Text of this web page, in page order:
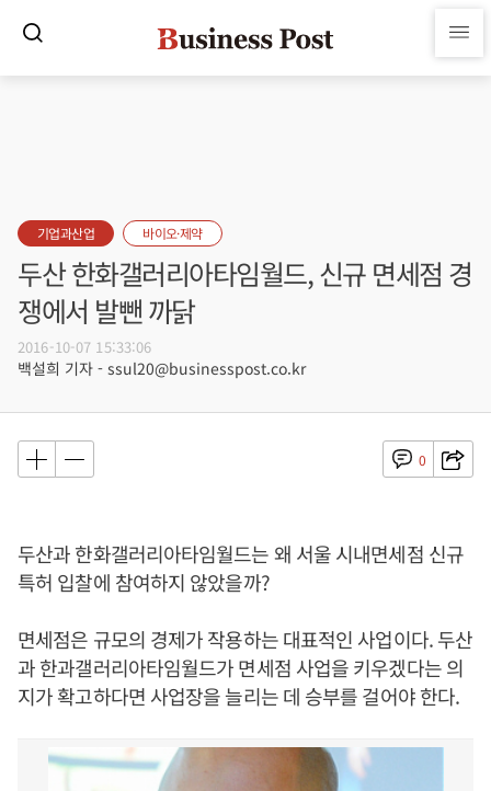
기업과산업 바이오·제약
두산 한화갤러리아타임월드, 신규 면세점 경
쟁에서 발뺀 까닭
2016-10-07 15:33:06
백설희 기자 - ssul20@businesspost.co.kr
0
두산과 한화갤러리아타임월드는 왜 서울 시내면세점 신규
특허 입찰에 참여하지 않았을까?
면세점은 규모의 경제가 작용하는 대표적인 사업이다. 두산
과 한과갤러리아타임월드가 면세점 사업을 키우겠다는 의
지가 확고하다면 사업장을 늘리는 데 승부를 걸어야 한다.